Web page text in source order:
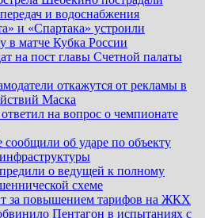
и водоснабжения
и «Спартака» устроили
в матче Кубка России
на пост главы Счетной палаты
откажутся от рекламы в
Маска
на вопрос о чемпионате
об ударе по объекту
о ведущей к полному
схеме
за повышением тарифов на ЖКХ
Пентагон в испытаниях с